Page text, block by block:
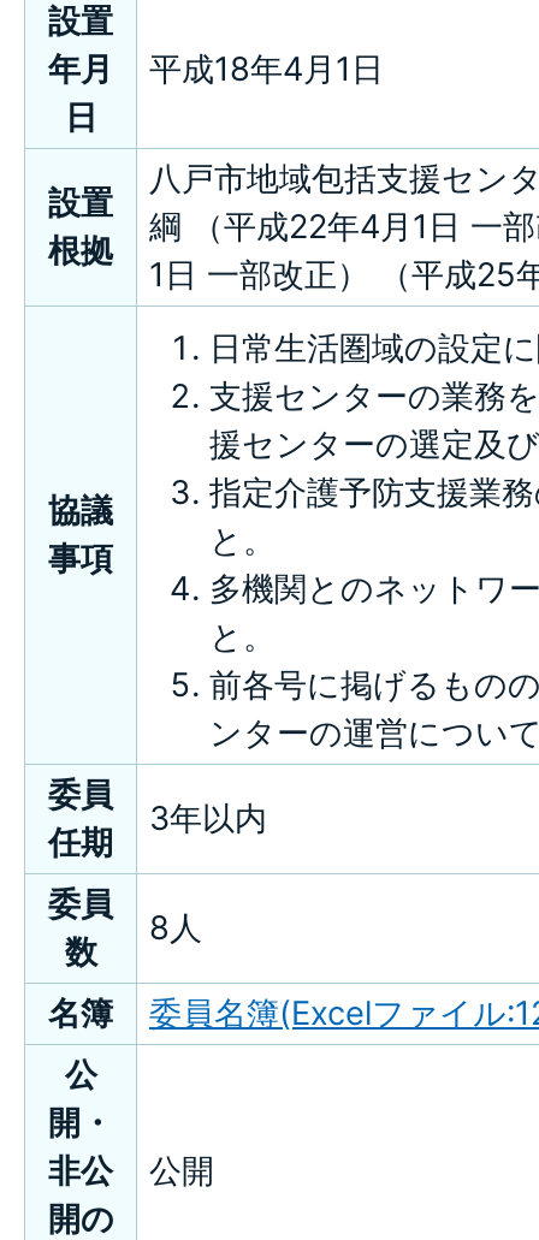
設置
年月
日
平成18年4月1日
設置
根拠
八戸市地域包括支援セン
綱 （平成22年4月1日 一
1日 一部改正） （平成25
協議
事項
日常生活圏域の設定
支援センターの業務
援センターの選定及
指定介護予防支援業
と。
多機関とのネットワ
と。
前各号に掲げるもの
ンターの運営につい
委員
任期
3年以内
委員
数
8人
名簿
委員名簿(Excelファイル
公
開・
非公
開の
公開